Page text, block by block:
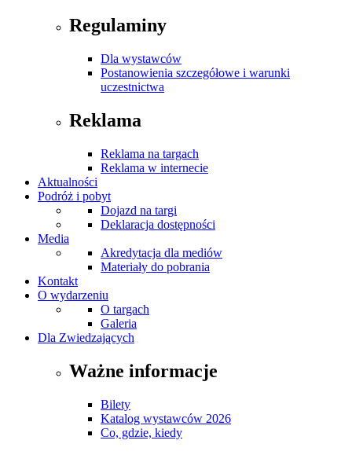
Regulaminy
Dla wystawców
Postanowienia szczegółowe i warunki
uczestnictwa
Reklama
Reklama na targach
Reklama w internecie
Aktualności
Podróż i pobyt
Dojazd na targi
Deklaracja dostępności
Media
Akredytacja dla mediów
Materiały do pobrania
Kontakt
O wydarzeniu
O targach
Galeria
Dla Zwiedzających
Ważne informacje
Bilety
Katalog wystawców 2026
Co, gdzie, kiedy